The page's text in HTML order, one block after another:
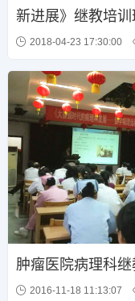
新进展》继教培训
2018-04-23 17:30:00
肿瘤医院病理科
2016-11-18 11:13:07